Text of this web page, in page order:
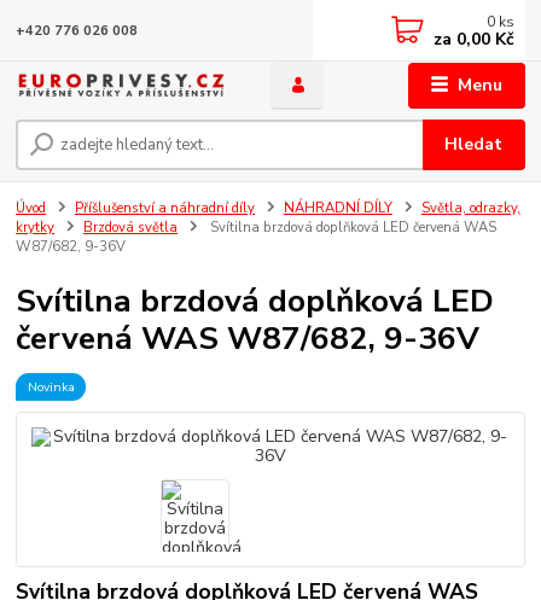
Menu
Hledat
+420 776 026 008 0 ks
za 0,00 Kč
Úvod Příšlušenství a náhradní díly NÁHRADNÍ DÍLY
Světla, odrazky,
krytky
Brzdová světla
Svítilna brzdová doplňková LED červená WAS
W87/682, 9-36V
Svítilna brzdová doplňková LED
červená WAS W87/682, 9-36V
Novinka
Svítilna brzdová doplňková LED červená WAS